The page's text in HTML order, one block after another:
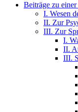
Beiträge zu
I. Wesen
II. Zur
III. Zur
I.
II.
III.